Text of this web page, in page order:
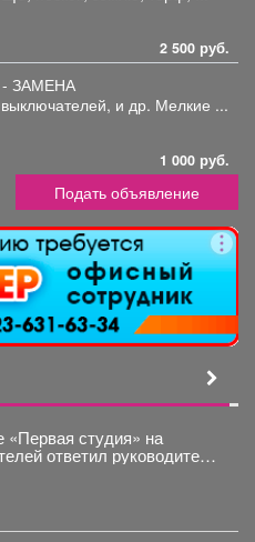
2 500 руб.
ЗАМЕНА
выключателей, и др. Мелкие ...
1 000 руб.
Подать объявление
«Первая студия» на
ответил руководитель